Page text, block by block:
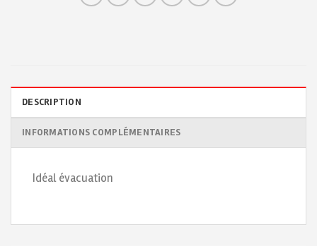
DESCRIPTION
INFORMATIONS COMPLÉMENTAIRES
Idéal évacuation